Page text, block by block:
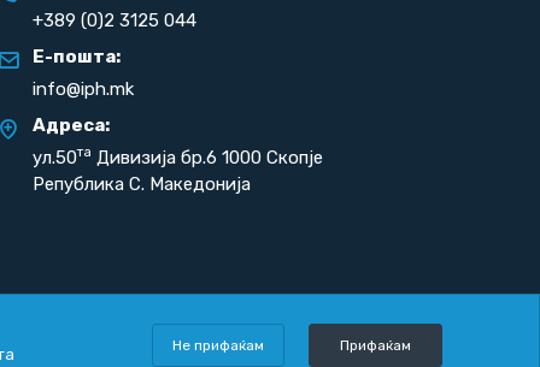
+389 (0)2 3125 044
Е-пошта:
info@iph.mk
Адреса:
ул.50та Дивизија бр.6 1000 Скопје
Република С. Македонија
Не прифаќам Прифаќам